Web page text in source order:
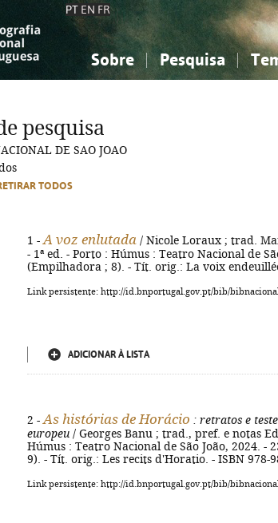
PT EN FR
Sobre Pesquisa
Ciências sociais...
Arte, desporto...
Ciências sociais...
Arte, desporto...
pesquisa
DE SAO JOAO
TODOS
1 - A voz enlutada / Nicole Loraux ; trad.
- 1ª ed. - Porto : Húmus : Teatro Nacional de
(Empilhadora ; 8). - Tít. orig.: La voix
Link persistente: http://id.bnportugal.gov.pt/bib/
ADICIONAR À LISTA
2 - As histórias de Horácio : retratos e
europeu / Georges Banu ; trad., pref. e notas
Húmus : Teatro Nacional de São João, 2024. -
9). - Tít. orig.: Les recits d'Horatio. - ISBN 978-
Link persistente: http://id.bnportugal.gov.pt/bib/